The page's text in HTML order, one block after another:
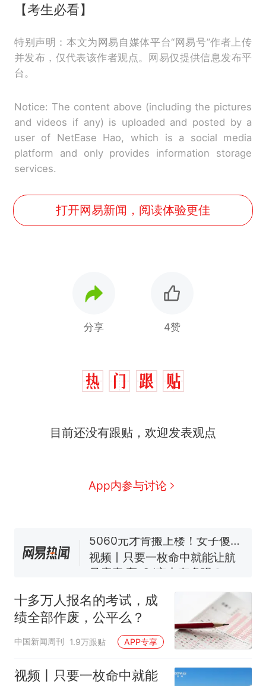
【考生必看】
特别声明：本文为网易自媒体平台“网易号”作者上传
并发布，仅代表该作者观点。网易仅提供信息发布平
台。
Notice: The content above (including the pictures
and videos if any) is uploaded and posted by a
user of NetEase Hao, which is a social media
platform and only provides information storage
services.
打开网易新闻，阅读体验更佳
分享 4赞
目前还没有跟贴，欢迎发表观点
App内参与讨论
新 全球唯一没有法定首都的国
家，刚改国名，总统就邀请中
了……
视频丨只要一枚命中就能让航
母瘫痪 轰-6J实力有多强？
电力部门回应
5万的小车卖不动，40万以上
的抢着买
热 十多万人报名的考试，成绩
十多万人报名的考试，成
绩全部作废，公平么？
中国新闻周刊 1.9万跟贴 APP专享
视频丨只要一枚命中就能